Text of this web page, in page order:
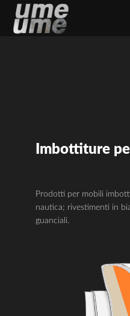
Imbottiture
Prodotti per mobili
nautica; rivestimenti in
guanciali.